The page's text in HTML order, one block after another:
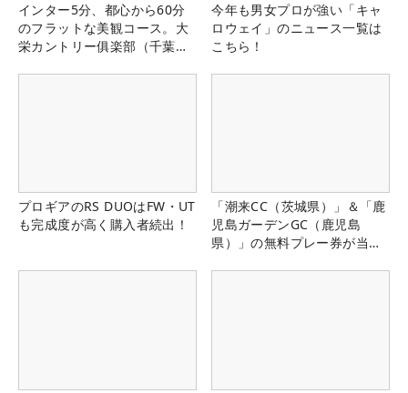
インター5分、都心から60分
のフラットな美観コース。大
栄カントリー俱楽部（千葉
今年も男女プロが強い「キャ
ロウェイ」のニュース一覧は
こちら！
プロギアのRS DUOはFW・UT
も完成度が高く購入者続出！
「潮来CC（茨城県）」＆「鹿
児島ガーデンGC（鹿児島
県）」の無料プレー券が当た